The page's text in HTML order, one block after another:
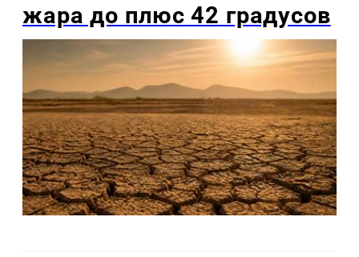
жара до плюс 42 градусов